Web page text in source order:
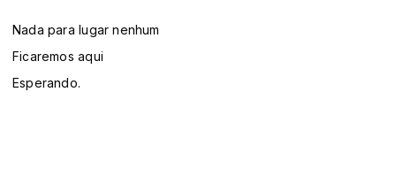
Nada para lugar nenhum
Ficaremos aqui
Esperando.